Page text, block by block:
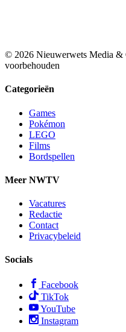
© 2026 Nieuwerwets Media &
voorbehouden
Categorieën
Games
Pokémon
LEGO
Films
Bordspellen
Meer NWTV
Vacatures
Redactie
Contact
Privacybeleid
Socials
Facebook
TikTok
YouTube
Instagram